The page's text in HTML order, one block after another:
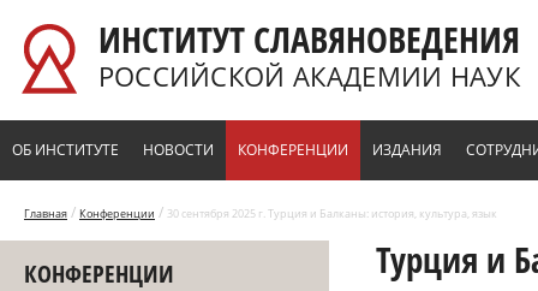
ИНСТИТУТ СЛАВЯНОВЕДЕНИЯ
РОССИЙСКОЙ АКАДЕМИИ НАУК
ОБ ИНСТИТУТЕ НОВОСТИ КОНФЕРЕНЦИИ ИЗДАНИЯ
Главная / Конференции / 30 сентября 2025 г. Турция и Балканы: история, культура, язык
КОНФЕРЕНЦИИ Турция и